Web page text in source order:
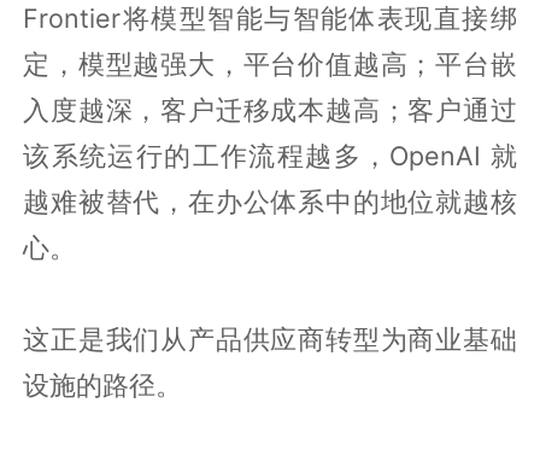
Frontier将模型智能与智能体表现直接绑
定，模型越强大，平台价值越高；平台嵌
入度越深，客户迁移成本越高；客户通过
该系统运行的工作流程越多，OpenAI 就
越难被替代，在办公体系中的地位就越核
心。
这正是我们从产品供应商转型为商业基础
设施的路径。